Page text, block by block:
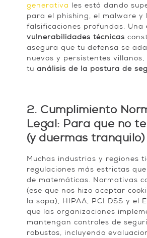
generativa les está dando
para el phishing, el malware y
falsificaciones profundas. Una
vulnerabilidades técnicas
asegura que tu defensa se
nuevos y persistentes
tu análisis de la postura de
2. Cumplimiento
Legal: Para que no
(y duermas tranquilo)
Muchas industrias y regiones
regulaciones más estrictas
de matemáticas. Normativas
(ese que nos hizo aceptar
la sopa), HIPAA, PCI DSS y el
que las organizaciones
mantengan controles de
robustos, incluyendo